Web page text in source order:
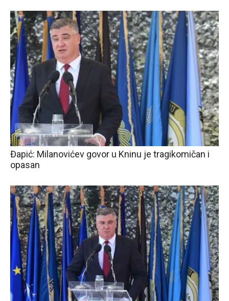
Đapić: Milanovićev govor u Kninu je tragikomičan i
opasan